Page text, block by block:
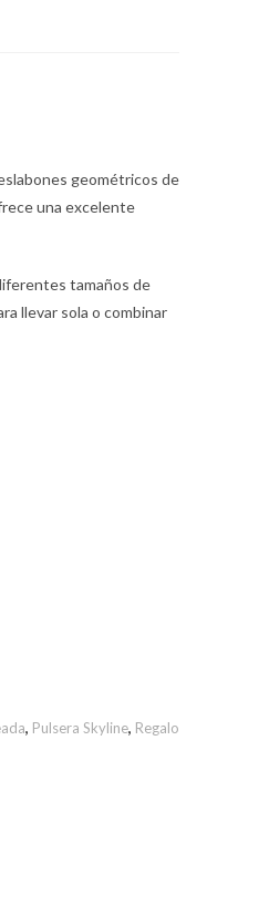
geométricos de
una excelente
tamaños de
llevar sola o combinar
, Pulsera Skyline, Regalo